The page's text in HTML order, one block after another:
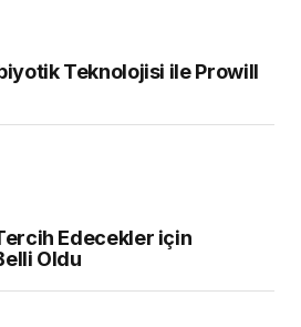
Teknolojisi ile Prowill
Edecekler için
Oldu